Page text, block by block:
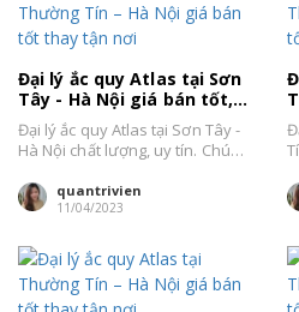
Đại lý ắc quy Atlas tại Sơn
Tây - Hà Nội giá bán tốt,
thay tận nơi
Đại lý ắc quy Atlas tại Sơn Tây -
Hà Nội chất lượng, uy tín. Chúng
quantrivien
11/04/2023